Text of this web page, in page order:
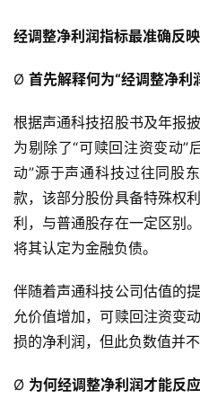
经调整净利润指标最准确反
Ø 首先解释何为“经调整净利
根据声通科技招股书及年报
为剔除了“可赎回注资变动”
动”源于声通科技过往同股
款，该部分股份具备特殊权
利，与普通股存在一定区别
将其认定为金融负债。
伴随着声通科技公司估值的
允价值增加，可赎回注资变
损的净利润，但此负数值并
Ø 为何经调整净利润才能反